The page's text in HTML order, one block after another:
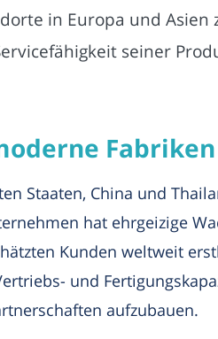
in Europa und
seiner
Fabriken
Staaten, China und
hat ehrgeizige
Kunden weltweit
und
aufzubauen.